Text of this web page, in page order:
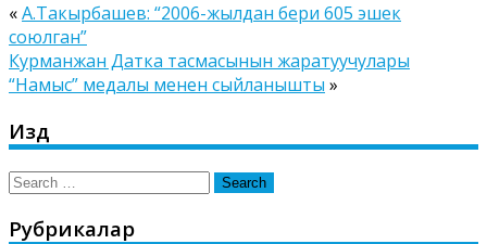
«А.Такырбашев: “2006-жылдан бери 605 эшек
союлган”
Курманжан Датка тасмасынын жаратуучулары
“Намыс” медалы менен сыйланышты »
Издөө
Search
Рубрикалар